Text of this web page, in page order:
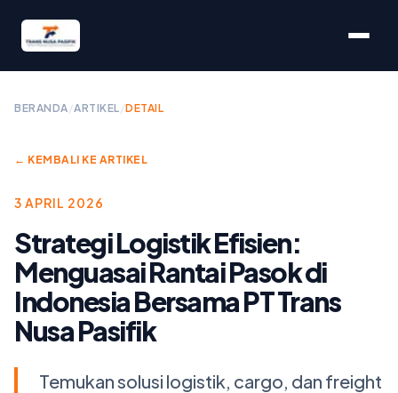
BERANDA/ARTIKEL/DETAIL
← KEMBALI KE ARTIKEL
3 APRIL 2026
Strategi Logistik Efisien:
Menguasai Rantai Pasok di
Indonesia Bersama PT Trans
Nusa Pasifik
Temukan solusi logistik, cargo, dan freight